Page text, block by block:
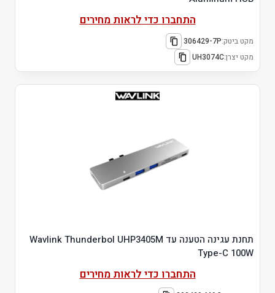
התחברו כדי לראות מחירים
מקט ביטק:306429-7P
מקט יצרן:UH3074C
תחנת עגינה הטענה עד Wavlink Thunderbol UHP3405M
Type-C 100W
התחברו כדי לראות מחירים